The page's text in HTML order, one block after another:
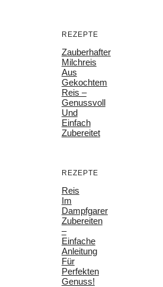
REZEPTE
Zauberhafter
Milchreis
Aus
Gekochtem
Reis –
Genussvoll
Und
Einfach
Zubereitet
REZEPTE
Reis
Im
Dampfgarer
Zubereiten
–
Einfache
Anleitung
Für
Perfekten
Genuss!